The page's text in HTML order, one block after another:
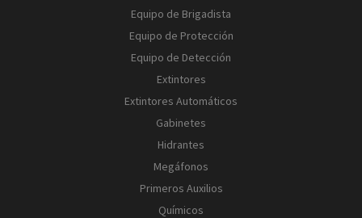
Equipo de Brigadista
Equipo de Protección
Equipo de Detección
Extintores
Extintores Automáticos
Gabinetes
Hidrantes
Megáfonos
Primeros Auxilios
Químicos